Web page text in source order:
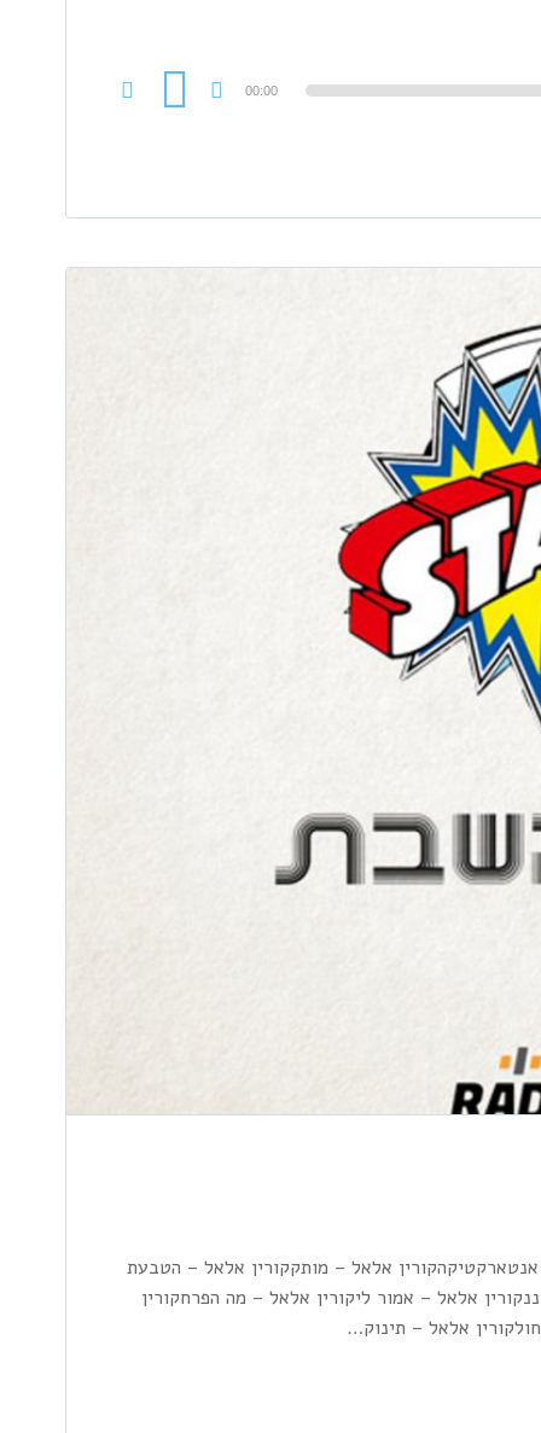
00:00
אלאל – מותקקורין אלאל – הטבעת
אלאל – אמור ליקורין אלאל – מה הפרחקורין
אלאל – תינוק…